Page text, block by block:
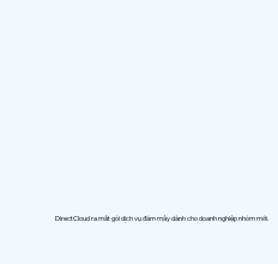
DirectCloud ra mắt gói dịch vụ đám mây dành cho doanh nghiệp nhóm mới.